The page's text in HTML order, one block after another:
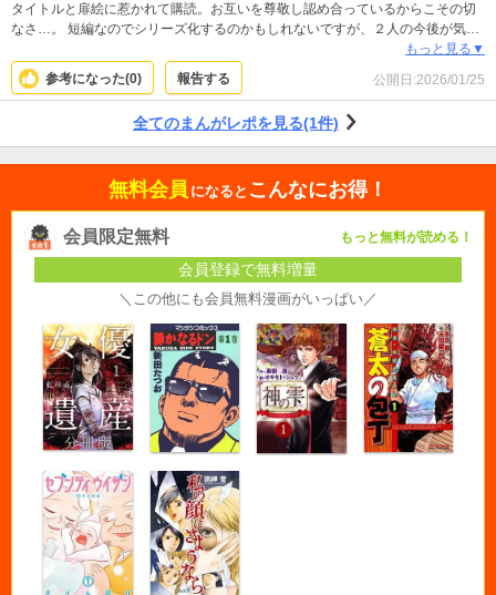
タイトルと扉絵に惹かれて購読。お互いを尊敬し認め合っているからこその切
なさ…。 短編なのでシリーズ化するのかもしれないですが、２人の今後が気に
もっと見る▼
参考になった(0) 報告する 公開日:2026/01/25
全てのまんがレポを見る(1件)
無料会員 になると こんなにお得！
会員限定無料 もっと無料が読める！
会員登録で無料増量
＼この他にも会員無料漫画がいっぱい／